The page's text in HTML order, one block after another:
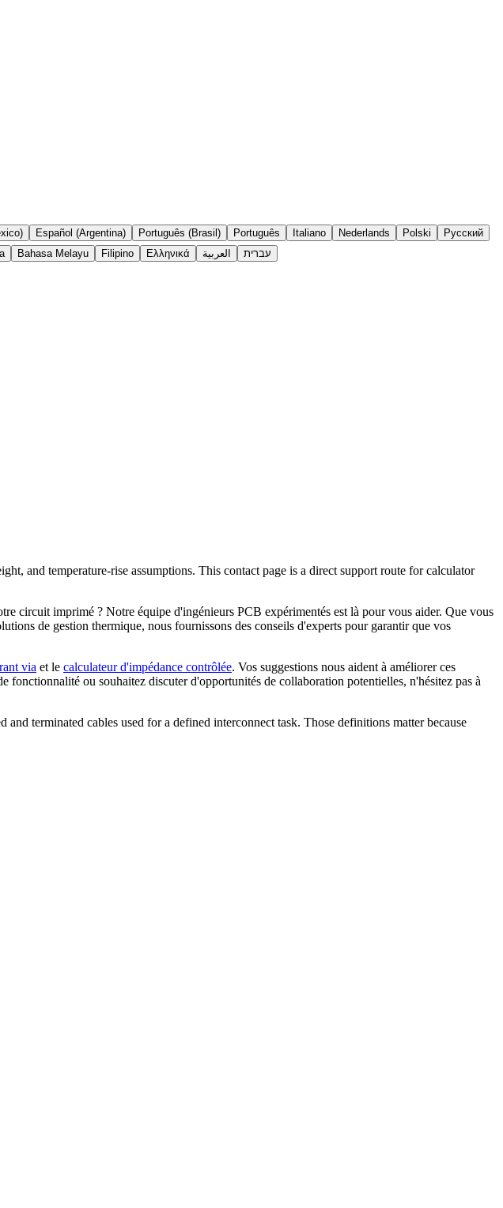
Español (Argentina) Português (Brasil) Português Italiano Nederlands Polski
Русский
Bahasa Melayu Filipino Ελληνικά العربية עברית
and temperature-rise assumptions. This contact page is a direct support route for calculator
circuit imprimé ? Notre équipe d'ingénieurs PCB expérimentés est là pour vous aider. Que vous
de gestion thermique, nous fournissons des conseils d'experts pour garantir que vos
via et le calculateur d'impédance contrôlée. Vos suggestions nous aident à améliorer ces
ou souhaitez discuter d'opportunités de collaboration potentielles, n'hésitez pas à
terminated cables used for a defined interconnect task. Those definitions matter because